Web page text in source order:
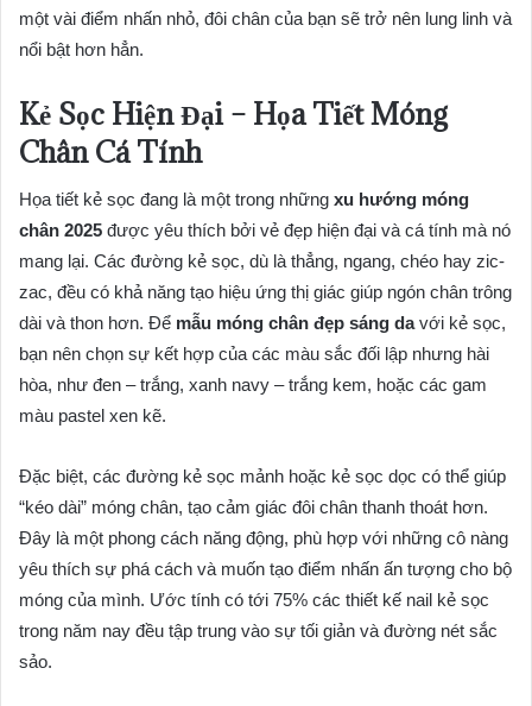
một vài điểm nhấn nhỏ, đôi chân của bạn sẽ trở nên lung linh và
nổi bật hơn hẳn.
Kẻ Sọc Hiện Đại – Họa Tiết Móng
Chân Cá Tính
Họa tiết kẻ sọc đang là một trong những xu hướng móng
chân 2025 được yêu thích bởi vẻ đẹp hiện đại và cá tính mà nó
mang lại. Các đường kẻ sọc, dù là thẳng, ngang, chéo hay zic-
zac, đều có khả năng tạo hiệu ứng thị giác giúp ngón chân trông
dài và thon hơn. Để mẫu móng chân đẹp sáng davới kẻ sọc,
bạn nên chọn sự kết hợp của các màu sắc đối lập nhưng hài
hòa, như đen – trắng, xanh navy – trắng kem, hoặc các gam
màu pastel xen kẽ.
Đặc biệt, các đường kẻ sọc mảnh hoặc kẻ sọc dọc có thể giúp
“kéo dài” móng chân, tạo cảm giác đôi chân thanh thoát hơn.
Đây là một phong cách năng động, phù hợp với những cô nàng
yêu thích sự phá cách và muốn tạo điểm nhấn ấn tượng cho bộ
móng của mình. Ước tính có tới 75% các thiết kế nail kẻ sọc
trong năm nay đều tập trung vào sự tối giản và đường nét sắc
sảo.